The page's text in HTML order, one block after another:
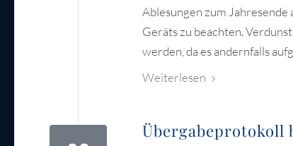
Ablesungen zum
Geräts zu beachten.
werden, da es andernfalls
Weiterlesen